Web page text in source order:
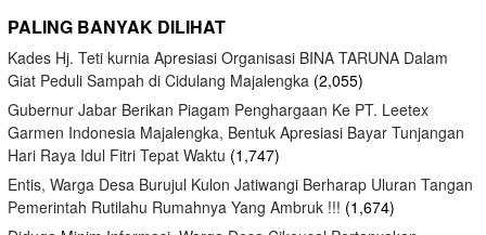
PALING BANYAK DILIHAT
Kades Hj. Teti kurnia Apresiasi Organisasi BINA TARUNA Dalam
Giat Peduli Sampah di Cidulang Majalengka (2,055)
Gubernur Jabar Berikan Piagam Penghargaan Ke PT. Leetex
Garmen Indonesia Majalengka, Bentuk Apresiasi Bayar Tunjangan
Hari Raya Idul Fitri Tepat Waktu (1,747)
Entis, Warga Desa Burujul Kulon Jatiwangi Berharap Uluran Tangan
Pemerintah Rutilahu Rumahnya Yang Ambruk !!! (1,674)